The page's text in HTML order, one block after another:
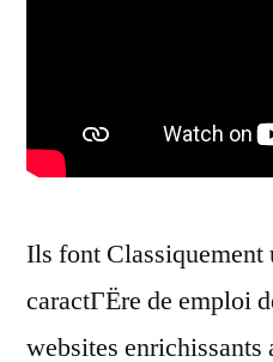
Ils font Classiquement
caractГЁre de emploi
websites enrichissants